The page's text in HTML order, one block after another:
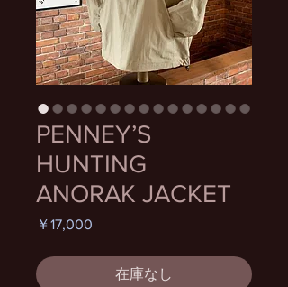
PENNEY’S
HUNTING
ANORAK JACKET
￥17,000
在庫なし